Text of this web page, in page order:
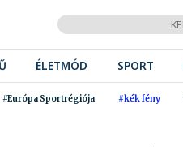
ÉLETMÓD SPORT
#Európa Sportrégiója #kék fény